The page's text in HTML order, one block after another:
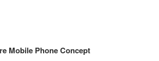
Mobile Phone Concept